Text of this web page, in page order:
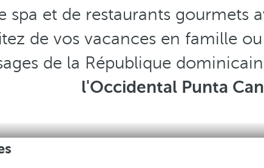
spa et de restaurants gourmets
de vos vacances en famille
de la République
l'Occidental Punta